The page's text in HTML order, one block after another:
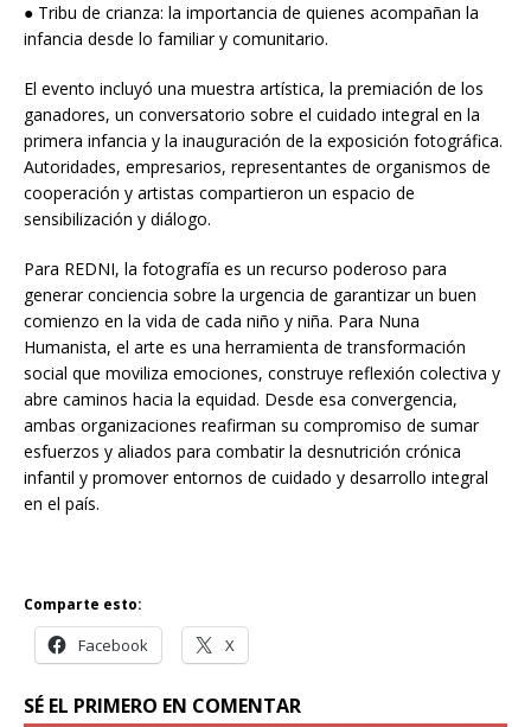
● Tribu de crianza: la importancia de quienes acompañan la
infancia desde lo familiar y comunitario.
El evento incluyó una muestra artística, la premiación de los
ganadores, un conversatorio sobre el cuidado integral en la
primera infancia y la inauguración de la exposición fotográfica.
Autoridades, empresarios, representantes de organismos de
cooperación y artistas compartieron un espacio de
sensibilización y diálogo.
Para REDNI, la fotografía es un recurso poderoso para
generar conciencia sobre la urgencia de garantizar un buen
comienzo en la vida de cada niño y niña. Para Nuna
Humanista, el arte es una herramienta de transformación
social que moviliza emociones, construye reflexión colectiva y
abre caminos hacia la equidad. Desde esa convergencia,
ambas organizaciones reafirman su compromiso de sumar
esfuerzos y aliados para combatir la desnutrición crónica
infantil y promover entornos de cuidado y desarrollo integral
en el país.
Comparte esto:
Facebook X
SÉ EL PRIMERO EN COMENTAR